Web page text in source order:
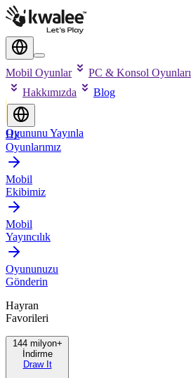
Mobil Oyunlar PC & Konsol Oyunları
Hakkımızda
Blog
Oyununu Yayınla
Hit
Oyunlarımız
Mobil
Ekibimiz
Mobil
Yayıncılık
Oyununuzu
Gönderin
Hayran
Favorileri
144 milyon+
İndirme
Draw It